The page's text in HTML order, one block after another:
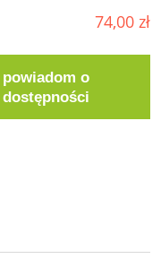
74,00 zł
powiadom o
dostępności